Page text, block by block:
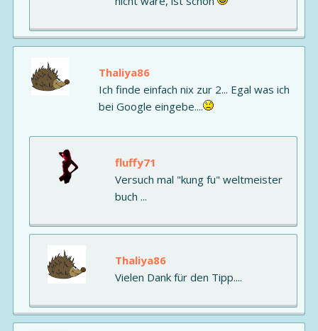
Thaliya86
Ich finde einfach nix zur 2... Egal was ich
bei Google eingebe....
fluffy71
Versuch mal "kung fu" weltmeister
buch ...
Thaliya86
Vielen Dank für den Tipp....